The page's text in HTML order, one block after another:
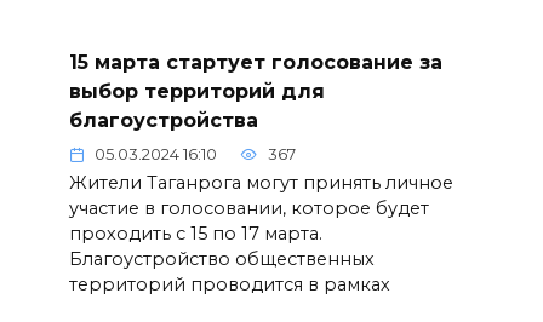
15 марта стартует голосование за
выбор территорий для
благоустройства
05.03.2024 16:10 367
Жители Таганрога могут принять личное
участие в голосовании, которое будет
проходить с 15 по 17 марта.
Благоустройство общественных
территорий проводится в рамках